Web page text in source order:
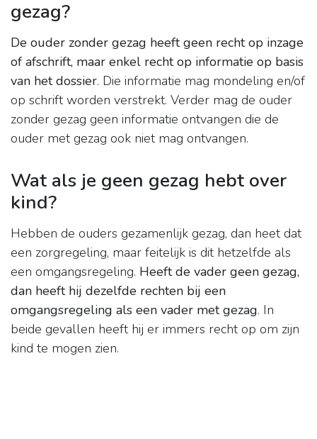
gezag?
De ouder zonder gezag heeft geen recht op inzage
of afschrift, maar enkel recht op informatie op basis
van het dossier. Die informatie mag mondeling en/of
op schrift worden verstrekt. Verder mag de ouder
zonder gezag geen informatie ontvangen die de
ouder met gezag ook niet mag ontvangen.
Wat als je geen gezag hebt over
kind?
Hebben de ouders gezamenlijk gezag, dan heet dat
een zorgregeling, maar feitelijk is dit hetzelfde als
een omgangsregeling. Heeft de vader geen gezag,
dan heeft hij dezelfde rechten bij een
omgangsregeling als een vader met gezag. In
beide gevallen heeft hij er immers recht op om zijn
kind te mogen zien.